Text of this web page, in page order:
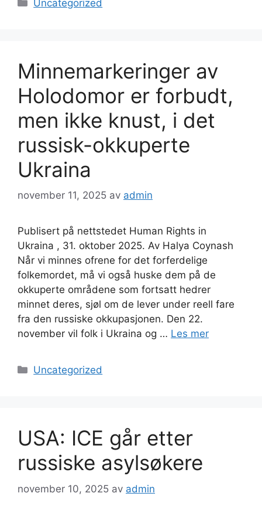
Uncategorized
Minnemarkeringer av
Holodomor er forbudt,
men ikke knust, i det
russisk-okkuperte
Ukraina
november 11, 2025 av admin
Publisert på nettstedet Human Rights in
Ukraina , 31. oktober 2025. Av Halya Coynash
Når vi minnes ofrene for det forferdelige
folkemordet, må vi også huske dem på de
okkuperte områdene som fortsatt hedrer
minnet deres, sjøl om de lever under reell fare
fra den russiske okkupasjonen. Den 22.
november vil folk i Ukraina og … Les mer
Kategorier
Uncategorized
USA: ICE går etter
russiske asylsøkere
november 10, 2025 av admin